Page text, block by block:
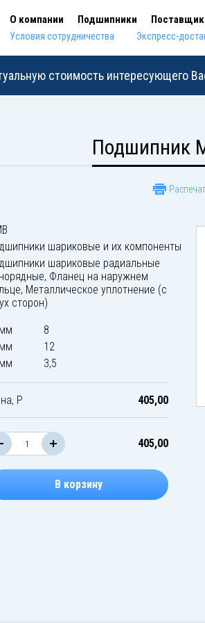
О компании Подшипники
Условия сотрудничества Экспресс-
стоимость интересующего
Подшипник
шариковые и их компоненты
шариковые радиальные
Фланец на наружнем
Металлическое уплотнение (с
сторон)
8
12
3,5
Р 405,00
405,00
В корзину